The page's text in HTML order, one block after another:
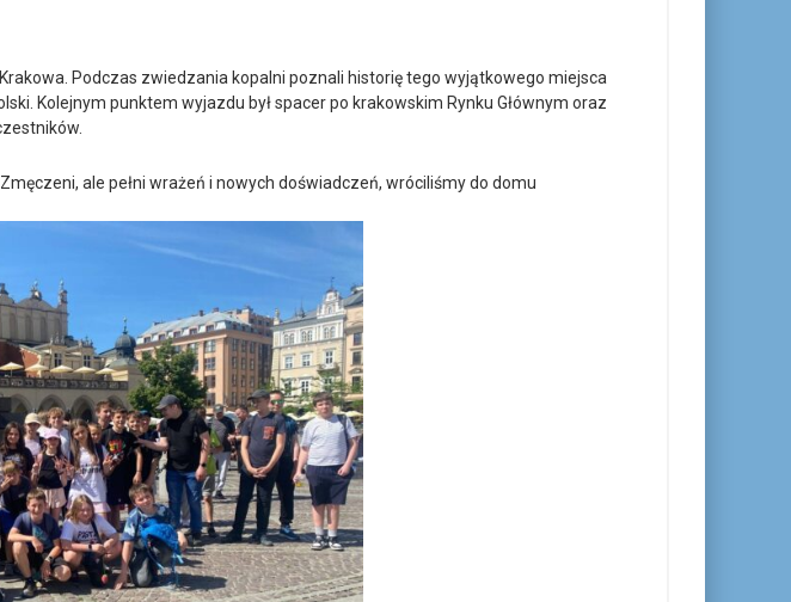
Podczas zwiedzania kopalni poznali historię tego wyjątkowego miejsca
Kolejnym punktem wyjazdu był spacer po krakowskim Rynku Głównym oraz
ale pełni wrażeń i nowych doświadczeń, wróciliśmy do domu